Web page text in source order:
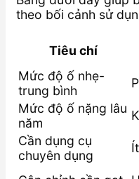
theo bối cảnh sử
Tiêu chí
Mức độ ố nhẹ-
trung bình
Mức độ ố nặng lâu
năm
Cần dụng cụ
chuyên dụng
Ít